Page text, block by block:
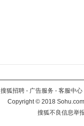
搜狐招聘 - 广告服务 - 客服中心
Copyright©2018
搜狐不良信息举